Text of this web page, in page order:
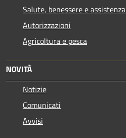
Salute, benessere e assistenza
Autorizzazioni
Agricoltura e pesca
NOVITÀ
Notizie
Comunicati
Avvisi